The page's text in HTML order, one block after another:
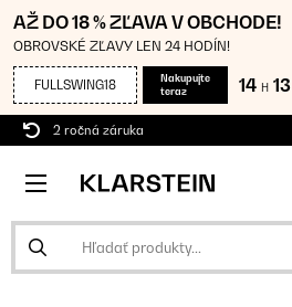
AŽ DO 18 % ZĽAVA V OBCHODE!
OBROVSKÉ ZĽAVY LEN 24 HODÍN!
FULLSWING18
Nakupujte
teraz
14 H 13
2 ročná záruka